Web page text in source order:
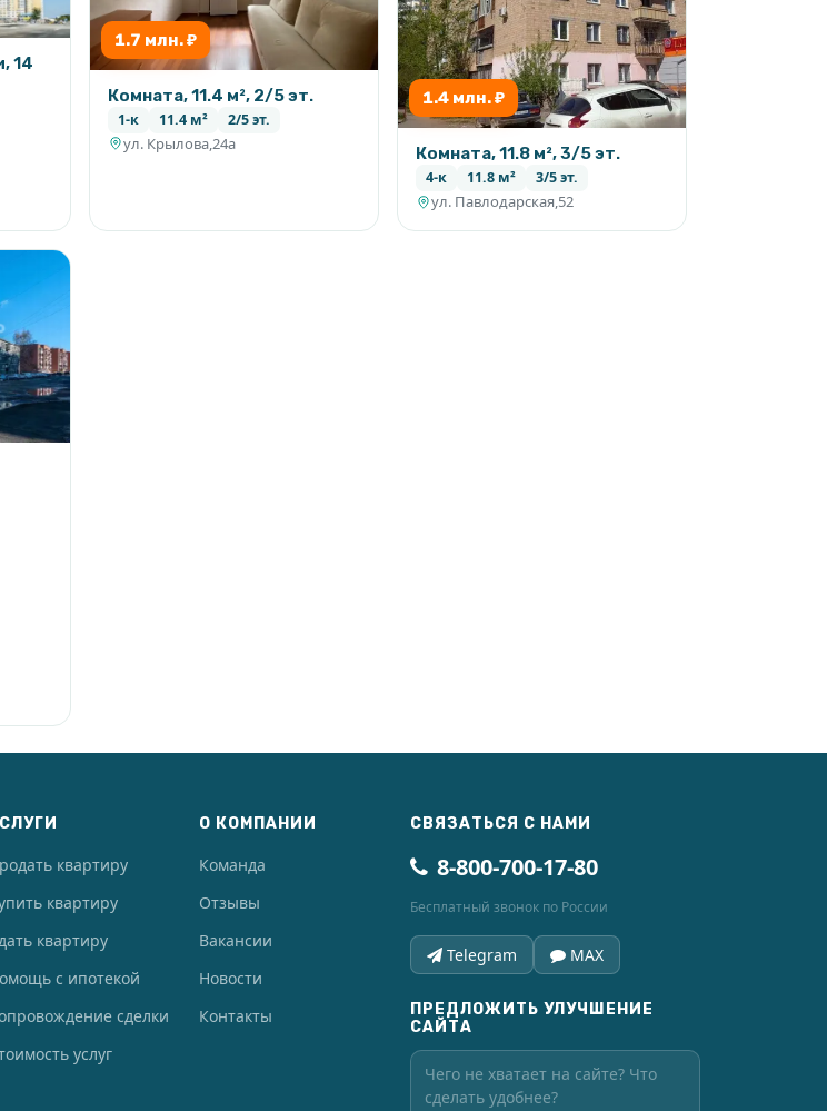
14
1.7 млн. ₽
Комната, 11.4 м², 2/5 эт.
1-к 11.4 м² 2/5 эт.
ул. Крылова,24а
1.4 млн. ₽
Комната, 11.8 м², 3/5 эт.
4-к 11.8 м² 3/5 эт.
ул. Павлодарская,52
квартиру
квартиру
квартиру
с ипотекой
сделки
услуг
О КОМПАНИИ
Команда
Отзывы
Вакансии
Новости
Контакты
СВЯЗАТЬСЯ С НАМИ
8-800-700-17-80
Бесплатный звонок по России
Telegram MAX
ПРЕДЛОЖИТЬ УЛУЧШЕНИЕ
САЙТА